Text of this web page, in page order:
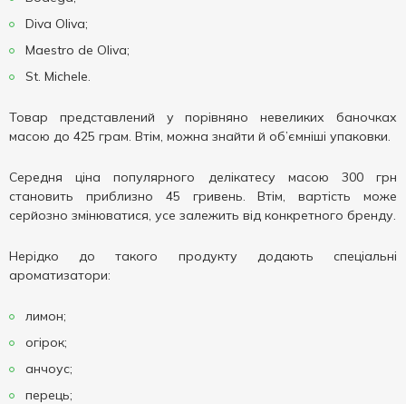
Diva Oliva;
Maestro de Oliva;
St. Michele.
Товар представлений у порівняно невеликих баночках
масою до 425 грам. Втім, можна знайти й об’ємніші упаковки.
Середня ціна популярного делікатесу масою 300 грн
становить приблизно 45 гривень. Втім, вартість може
серйозно змінюватися, усе залежить від конкретного бренду.
Нерідко до такого продукту додають спеціальні
ароматизатори:
лимон;
огірок;
анчоус;
перець;